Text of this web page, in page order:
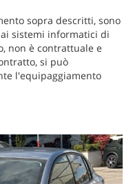
sopra descritti, sono
sistemi informatici di
non è contrattuale e
si può
l'equipaggiamento